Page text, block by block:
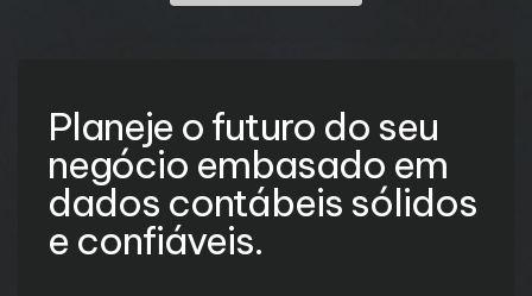
Planeje o futuro do seu
negócio embasado em
dados contábeis sólidos
e confiáveis.